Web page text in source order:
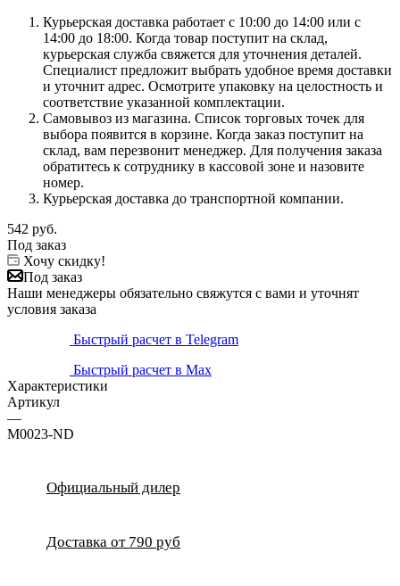
Курьерская доставка работает с 10:00 до 14:00 или с
14:00 до 18:00. Когда товар поступит на склад,
курьерская служба свяжется для уточнения деталей.
Специалист предложит выбрать удобное время доставки
и уточнит адрес. Осмотрите упаковку на целостность и
соответствие указанной комплектации.
Самовывоз из магазина. Список торговых точек для
выбора появится в корзине. Когда заказ поступит на
склад, вам перезвонит менеджер. Для получения заказа
обратитесь к сотруднику в кассовой зоне и назовите
номер.
Курьерская доставка до транспортной компании.
542 руб.
Под заказ
Хочу скидку!
Под заказ
Наши менеджеры обязательно свяжутся с вами и уточнят
условия заказа
Быстрый расчет в Telegram
Быстрый расчет в Max
Характеристики
Артикул
—
M0023-ND
Официальный дилер
Доставка от 790 руб